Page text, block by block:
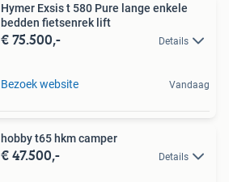
Hymer Exsis t 580 Pure lange enkele
bedden fietsenrek lift
€ 75.500,- Details
Bezoek website Vandaag
hobby t65 hkm camper
€ 47.500,- Details